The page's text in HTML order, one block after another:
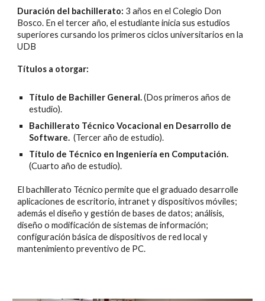
Duración del bachillerato: 3 años en el Colegio Don
Bosco. En el tercer año, el estudiante inicia sus estudios
superiores cursando los primeros ciclos universitarios en la
UDB
Títulos a otorgar:
Título de Bachiller General.(Dos primeros años de
estudio).
Bachillerato Técnico Vocacional en Desarrollo de
Software. (Tercer año de estudio).
Título de Técnico en Ingeniería en Computación.
(Cuarto año de estudio).
El bachillerato Técnico permite que el graduado desarrolle
aplicaciones de escritorio, intranet y dispositivos móviles;
además el diseño y gestión de bases de datos; análisis,
diseño o modificación de sistemas de información;
configuración básica de dispositivos de red local y
mantenimiento preventivo de PC.